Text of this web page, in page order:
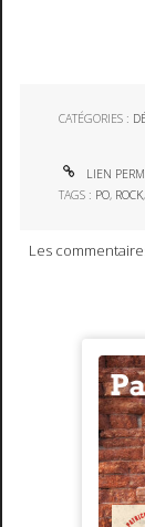
CATÉGORIES :
LIEN
TAGS : PO, ROCK,
Les